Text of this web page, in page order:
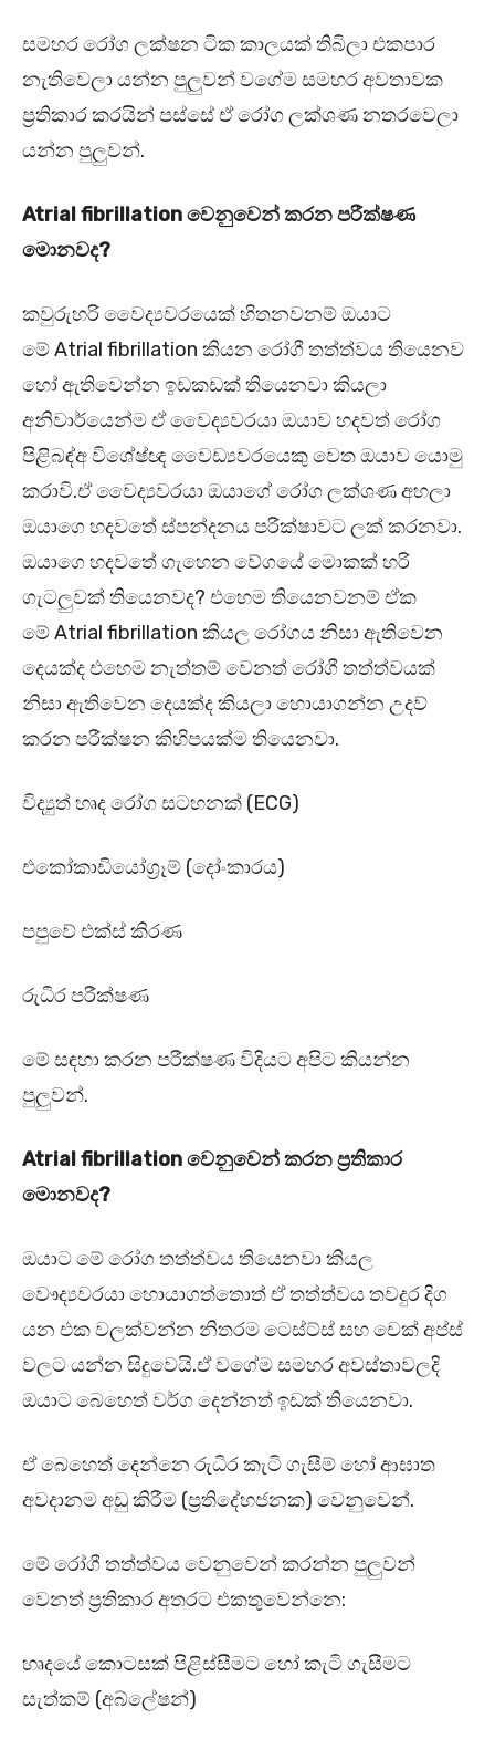
සමහර රෝග ලක්ෂන ටික කාලයක් තිබිලා එකපාර
නැතිවෙලා යන්න පුලුවන් වගේම සමහර අවතාවක
ප්‍රතිකාර කරයින් පස්සේ ඒ රෝග ලක්ශණ නතරවෙලා
යන්න පුලුවන්.
Atrial fibrillationවෙනුවෙන් කරන පරීක්ෂණ
මොනවද?
කවුරුහරි වෛද්‍යවරයෙක් හිතනවනම් ඔයාට
මේ Atrial fibrillation කියන රෝගී තත්ත්වය තියෙනව
හෝ ඇතිවෙන්න ඉඩකඩක් තියෙනවා කියලා
අනිවාර්යෙන්ම ඒ වෛද්‍යවරයා ඔයාව හදවත් රෝග
පිළිබඳ්අ විශේෂ්ඥ වෛඩ්‍යවරයෙකු වෙත ඔයාව යොමු
කරාවි.ඒ වෛද්‍යවරයා ඔයාගේ රෝග ලක්ශණ අහලා
ඔයාගෙ හදවතේ ස්පන්දනය පරීක්ෂාවට ලක් කරනවා.
ඔයාගෙ හදවතේ ගැහෙන වේගයේ මොකක් හරි
ගැටලුවක් තියෙනවද? එහෙම තියෙනවනම් ඒක
මේ Atrial fibrillation කියල රෝගය නිසා ඇතිවෙන
දෙයක්ද එහෙම නැත්තම් වෙනත් රෝගී තත්ත්වයක්
නිසා ඇතිවෙන දෙයක්ද කියලා හොයාගන්න උදව්
කරන පරීක්ෂන කිහිපයක්ම තියෙනවා.
විද්‍යුත් හෘද රෝග සටහනක් (ECG)
එකෝකාඩියෝග්‍රෑම් (දෝංකාරය)
පපුවේ එක්ස් කිරණ
රුධිර පරීක්ෂණ
මේ සඳහා කරන පරීක්ෂණ විදියට අපිට කියන්න
පුලුවන්.
Atrial fibrillationවෙනුවෙන් කරන ප්‍රතිකාර
මොනවද?
ඔයාට මේ රෝග තත්ත්වය තියෙනවා කියල
වෞද්‍යවරයා හොයාගත්තොත් ඒ තත්ත්වය තවදුර දිග
යන එක වලක්වන්න නිතරම ටෙස්ට්ස් සහ චෙක් අප්ස්
වලට යන්න සිදුවෙයි.ඒ වගේම සමහර අවස්තාවලදි
ඔයාට බෙහෙත් වර්ග දෙන්නත් ඉඩක් තියෙනවා.
ඒ බෙහෙත් දෙන්නෙ රුධිර කැටි ගැසීම් හෝ ආඝාත
අවදානම අඩු කිරීම (ප්‍රතිදේහජනක) වෙනුවෙන්.
මේ රෝගී තත්ත්වය වෙනුවෙන් කරන්න පුලුවන්
වෙනත් ප්‍රතිකාර අතරට එකතුවෙන්නෙ:
හෘදයේ කොටසක් පිළිස්සීමට හෝ කැටි ගැසීමට
සැත්කම් (අබ්ලේෂන්)